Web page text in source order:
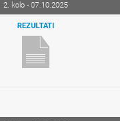
2. kolo - 07.10.2025
REZULTATI